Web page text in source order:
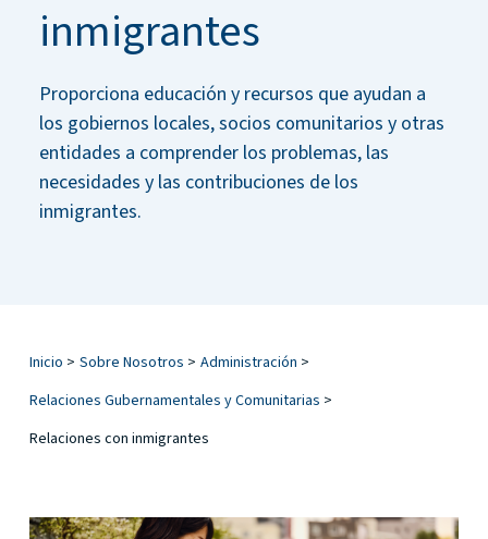
inmigrantes
Proporciona educación y recursos que ayudan a
los gobiernos locales, socios comunitarios y otras
entidades a comprender los problemas, las
necesidades y las contribuciones de los
inmigrantes.
Inicio > Sobre Nosotros > Administración >
Relaciones Gubernamentales y Comunitarias >
Relaciones con inmigrantes